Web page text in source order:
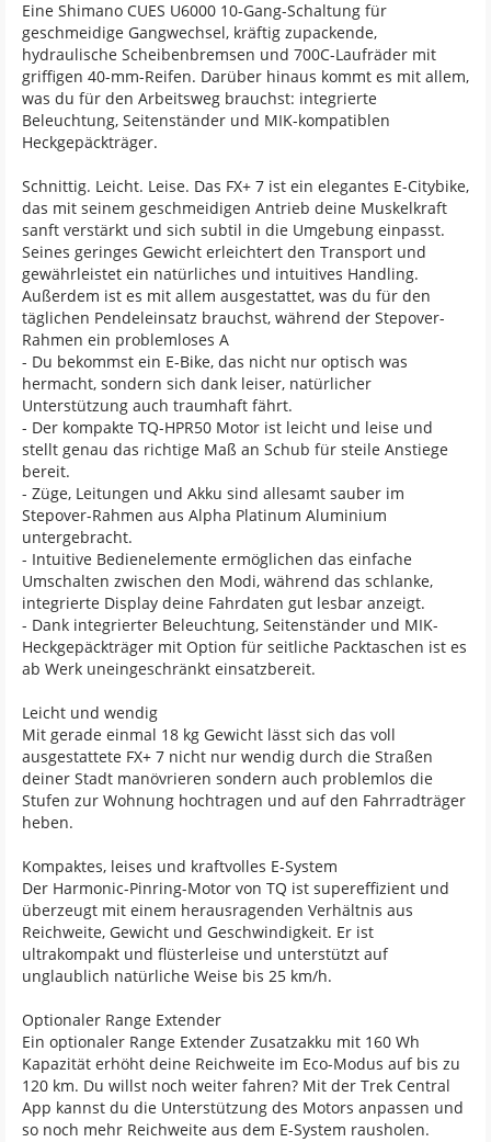
Eine Shimano CUES U6000 10-Gang-Schaltung für
geschmeidige Gangwechsel, kräftig zupackende,
hydraulische Scheibenbremsen und 700C-Laufräder mit
griffigen 40-mm-Reifen. Darüber hinaus kommt es mit allem,
was du für den Arbeitsweg brauchst: integrierte
Beleuchtung, Seitenständer und MIK-kompatiblen
Heckgepäckträger.
Schnittig. Leicht. Leise. Das FX+ 7 ist ein elegantes E-Citybike,
das mit seinem geschmeidigen Antrieb deine Muskelkraft
sanft verstärkt und sich subtil in die Umgebung einpasst.
Seines geringes Gewicht erleichtert den Transport und
gewährleistet ein natürliches und intuitives Handling.
Außerdem ist es mit allem ausgestattet, was du für den
täglichen Pendeleinsatz brauchst, während der Stepover-
Rahmen ein problemloses A
- Du bekommst ein E-Bike, das nicht nur optisch was
hermacht, sondern sich dank leiser, natürlicher
Unterstützung auch traumhaft fährt.
- Der kompakte TQ-HPR50 Motor ist leicht und leise und
stellt genau das richtige Maß an Schub für steile Anstiege
bereit.
- Züge, Leitungen und Akku sind allesamt sauber im
Stepover-Rahmen aus Alpha Platinum Aluminium
untergebracht.
- Intuitive Bedienelemente ermöglichen das einfache
Umschalten zwischen den Modi, während das schlanke,
integrierte Display deine Fahrdaten gut lesbar anzeigt.
- Dank integrierter Beleuchtung, Seitenständer und MIK-
Heckgepäckträger mit Option für seitliche Packtaschen ist es
ab Werk uneingeschränkt einsatzbereit.
Leicht und wendig
Mit gerade einmal 18 kg Gewicht lässt sich das voll
ausgestattete FX+ 7 nicht nur wendig durch die Straßen
deiner Stadt manövrieren sondern auch problemlos die
Stufen zur Wohnung hochtragen und auf den Fahrradträger
heben.
Kompaktes, leises und kraftvolles E-System
Der Harmonic-Pinring-Motor von TQ ist supereffizient und
überzeugt mit einem herausragenden Verhältnis aus
Reichweite, Gewicht und Geschwindigkeit. Er ist
ultrakompakt und flüsterleise und unterstützt auf
unglaublich natürliche Weise bis 25 km/h.
Optionaler Range Extender
Ein optionaler Range Extender Zusatzakku mit 160 Wh
Kapazität erhöht deine Reichweite im Eco-Modus auf bis zu
120 km. Du willst noch weiter fahren? Mit der Trek Central
App kannst du die Unterstützung des Motors anpassen und
so noch mehr Reichweite aus dem E-System rausholen.